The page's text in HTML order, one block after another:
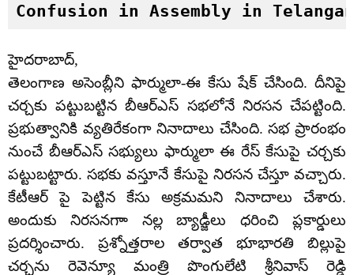
Confusion in Assembly in
హైదరాబాద్‌,
తెలంగాణ అసెంబ్లీని ఫార్ములా-ఈ కేసు షేక్ చేసింది. దీనిపై
చర్చకు పట్టుబట్టిన బీఆర్‌ఎస్ సభలోనే నిరసన చేపట్టింది.
ప్రభుత్వానికి వ్యతిరేకంగా నినాదాలు చేసింది. సభ ప్రారంభం
నుంచే బీఆర్‌ఎస్ సభ్యులు ఫార్ములా ఈ రేస్‌ కేసుపై చర్చకు
పట్టుబట్టారు. సభకు వస్తూనే కేసుపై నిరసన చేస్తూ వచ్చారు.
కేటీఆర్ పై పెట్టిన కేసు అక్రమమని నినాదాలు చేశారు.
అందుకు నిరసనగాా నల్ల బ్యాడ్జీలు ధరించి ప్లకార్డులు
ప్రదర్శించారు. ప్రశ్నోత్తరాల తర్వాత భూభారతి బిల్లుపై
చర్చను రెవెన్యూ మంత్రి పొంగులేటి శ్రీనివాస్ రెడ్డి